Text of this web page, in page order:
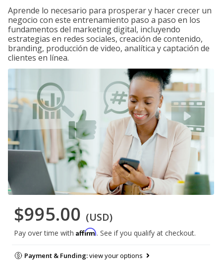
Aprende lo necesario para prosperar y hacer crecer un
negocio con este entrenamiento paso a paso en los
fundamentos del marketing digital, incluyendo
estrategias en redes sociales, creación de contenido,
branding, producción de video, analítica y captación de
clientes en línea.
$995.00 (USD)
Pay over time with Affirm. See if you qualify at checkout.
Payment & Funding:view your options